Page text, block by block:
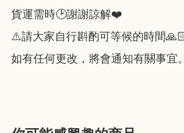
貨運需時🕑謝謝諒解❤️
⚠️請大家自行斟酌可等候的時間
如有任何更改，將會通知有關事宜。